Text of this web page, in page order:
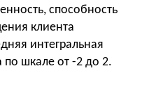
способность
клиента
интегральная
по шкале от -2 до 2.